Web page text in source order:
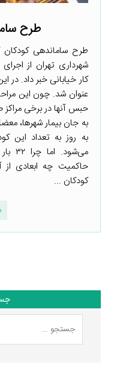
طرح
شهرداری تهران از
عنوان شد. چون این
حبس آنها در برخی
به جان بیمار شهرها،‌
به روز به تعداد این
حاکمیت چه ابعادی از
کودکان ...